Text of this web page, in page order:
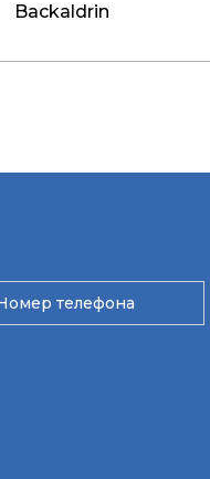
Backaldrin